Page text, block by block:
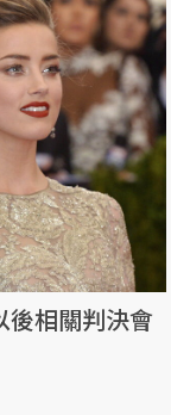
後相關判決會